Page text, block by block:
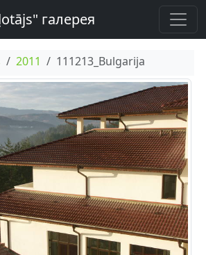
галерея
2011 111213_Bulgarija